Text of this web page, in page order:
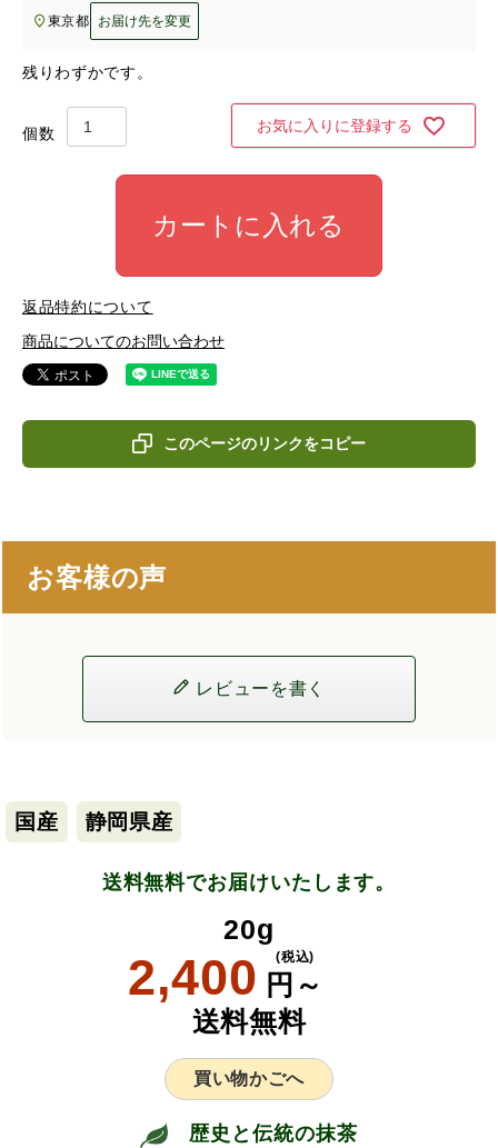
東京都
お届け先を変更
残りわずかです。
お気に入りに登録する
カートに入れる
返品特約について
商品についてのお問い合わせ
このページのリンクをコピー
お客様の声
レビューを書く
国産 静岡県産
送料無料でお届けいたします。
20g
2,400 円～
(税込)
送料無料
買い物かごへ
歴史と伝統の抹茶